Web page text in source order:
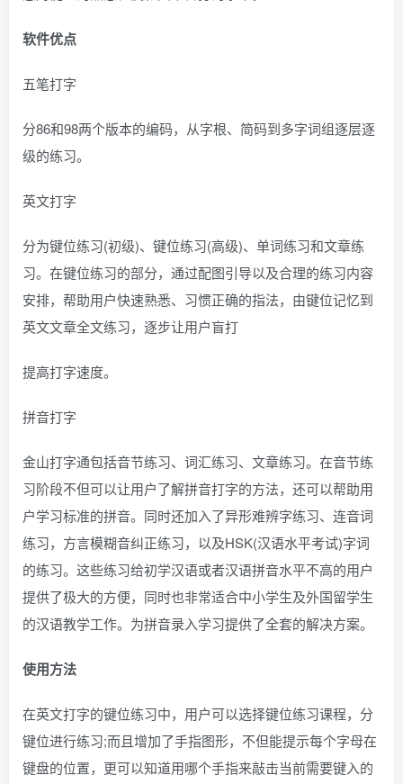
软件优点
五笔打字
分86和98两个版本的编码，从字根、简码到多字词组逐层逐
级的练习。
英文打字
分为键位练习(初级)、键位练习(高级)、单词练习和文章练
习。在键位练习的部分，通过配图引导以及合理的练习内容
安排，帮助用户快速熟悉、习惯正确的指法，由键位记忆到
英文文章全文练习，逐步让用户盲打
提高打字速度。
拼音打字
金山打字通包括音节练习、词汇练习、文章练习。在音节练
习阶段不但可以让用户了解拼音打字的方法，还可以帮助用
户学习标准的拼音。同时还加入了异形难辨字练习、连音词
练习，方言模糊音纠正练习，以及HSK(汉语水平考试)字词
的练习。这些练习给初学汉语或者汉语拼音水平不高的用户
提供了极大的方便，同时也非常适合中小学生及外国留学生
的汉语教学工作。为拼音录入学习提供了全套的解决方案。
使用方法
在英文打字的键位练习中，用户可以选择键位练习课程，分
键位进行练习;而且增加了手指图形，不但能提示每个字母在
键盘的位置，更可以知道用哪个手指来敲击当前需要键入的